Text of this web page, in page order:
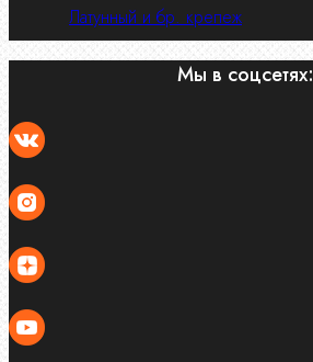
Латунный и бр. крепеж
Мы в соцсетях: